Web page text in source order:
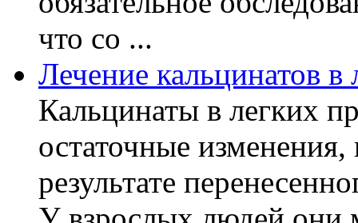
что со ...
Лечение кальцинатов
Кальцинаты в легких
остаточные
результате